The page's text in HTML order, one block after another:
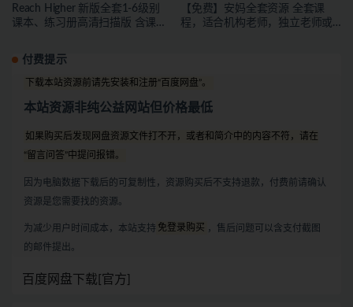
Reach Higher 新版全套1-6级别
课本、练习册高清扫描版 含课本
【免费】安妈全套资源 全套课
程，适合机构老师，独立老师或
付费提示
下载本站资源前请先安装和注册“百度网盘”。
本站资源非纯公益网站但价格最低
如果购买后发现网盘资源文件打不开，或者和简介中的内容不符，请在
“留言问答”中提问报错。
因为电脑数据下载后的可复制性，资源购买后不支持退款，付费前请确认
资源是您需要找的资源。
为减少用户时间成本，本站支持 免登录购买 ，售后问题可以含支付截图
的邮件提出。
百度网盘下载[官方]